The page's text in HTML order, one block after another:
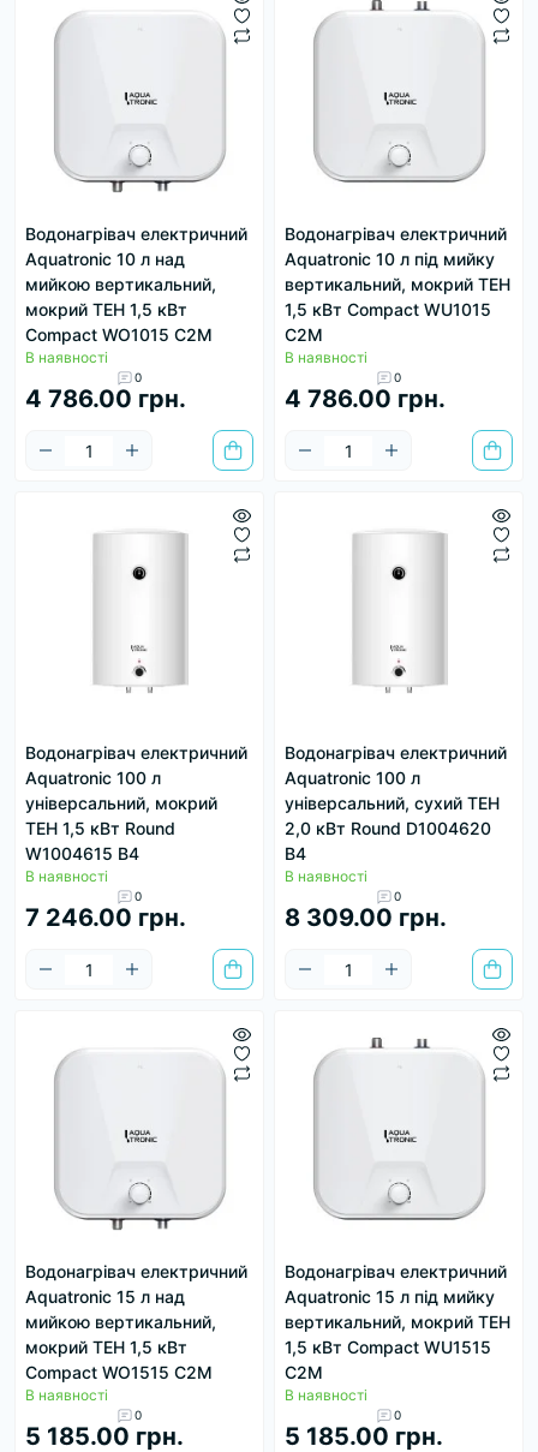
Водонагрівач електричний
Aquatronic 10 л над
мийкою вертикальний,
мокрий ТЕН 1,5 кВт
Сompact WO1015 C2M
В наявності
0
4 786.00 грн.
Водонагрівач електричний
Aquatronic 10 л під мийку
вертикальний, мокрий ТЕН
1,5 кВт Сompact WU1015
C2M
В наявності
0
4 786.00 грн.
Водонагрівач електричний
Aquatronic 100 л
універсальний, мокрий
ТЕН 1,5 кВт Round
W1004615 B4
В наявності
0
7 246.00 грн.
Водонагрівач електричний
Aquatronic 100 л
універсальний, сухий ТЕН
2,0 кВт Round D1004620
B4
В наявності
0
8 309.00 грн.
Водонагрівач електричний
Aquatronic 15 л над
мийкою вертикальний,
мокрий ТЕН 1,5 кВт
Сompact WO1515 C2M
В наявності
0
5 185.00 грн.
Водонагрівач електричний
Aquatronic 15 л під мийку
вертикальний, мокрий ТЕН
1,5 кВт Сompact WU1515
C2M
В наявності
0
5 185.00 грн.